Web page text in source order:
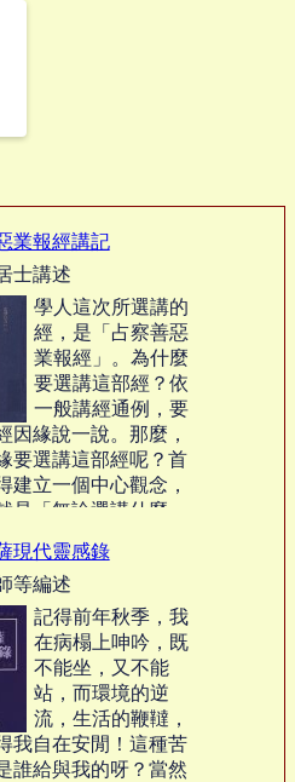
業報經講記
士講述
學人這次所選講的
經，是「占察善惡
業報經」。為什麼
要選講這部經？依
一般講經通例，要
因緣說一說。那麼，
要選講這部經呢？首
建立一個中心觀念，
是「無論選講什麼
基於這個中心觀念，
幾項原則：第一、一
感到最痛苦的是什
、怎麼才能使人人脫
現代靈感錄
等編述
記得前年秋季，我
在病榻上呻吟，既
不能坐，又不能
站，而環境的逆
流，生活的鞭韃，
我自在安閒！這種苦
誰給與我的呀？當然